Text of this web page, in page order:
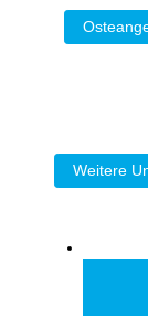
Weitere